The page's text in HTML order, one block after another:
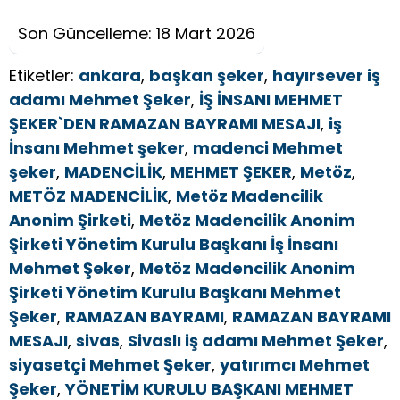
Son Güncelleme: 18 Mart 2026
Etiketler: ankara, başkan şeker, hayırsever iş
adamı Mehmet Şeker, İŞ İNSANI MEHMET
ŞEKER`DEN RAMAZAN BAYRAMI MESAJI, iş
İnsanı Mehmet şeker, madenci Mehmet
şeker, MADENCİLİK, MEHMET ŞEKER, Metöz,
METÖZ MADENCİLİK, Metöz Madencilik
Anonim Şirketi, Metöz Madencilik Anonim
Şirketi Yönetim Kurulu Başkanı İş İnsanı
Mehmet Şeker, Metöz Madencilik Anonim
Şirketi Yönetim Kurulu Başkanı Mehmet
Şeker, RAMAZAN BAYRAMI, RAMAZAN BAYRAMI
MESAJI, sivas, Sivaslı iş adamı Mehmet Şeker,
siyasetçi Mehmet Şeker, yatırımcı Mehmet
Şeker,YÖNETİM KURULU BAŞKANI MEHMET